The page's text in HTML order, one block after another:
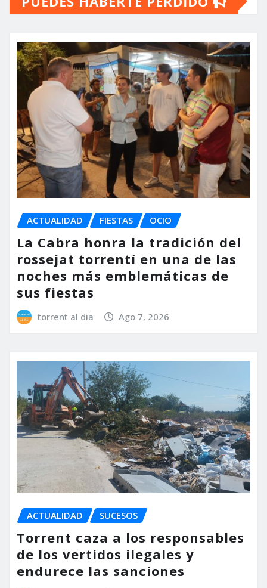
ACTUALIDAD FIESTAS OCIO
La Cabra honra la tradición del
rossejat torrentí en una de las
noches más emblemáticas de
sus fiestas
torrent al dia Ago 7, 2026
ACTUALIDAD SUCESOS
Torrent caza a los responsables
de los vertidos ilegales y
endurece las sanciones